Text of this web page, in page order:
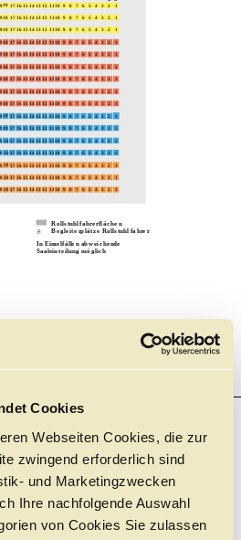
Cookies
Webseiten Cookies, die zur
zwingend erforderlich sind
und Marketingzwecken
Ihre nachfolgende Auswahl
von Cookies Sie zulassen